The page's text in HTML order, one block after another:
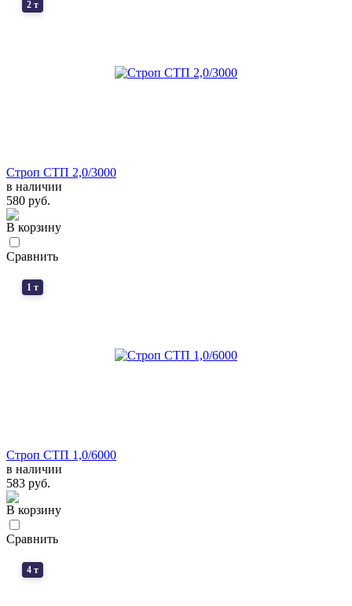
2 т
Строп СТП 2,0/3000
в наличии
580 руб.
В корзину
Сравнить
1 т
Строп СТП 1,0/6000
в наличии
583 руб.
В корзину
Сравнить
4 т